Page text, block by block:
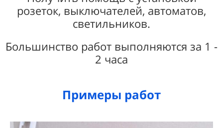
розеток, выключателей, автоматов,
светильников.
Большинство работ выполняются за 1 -
2 часа
Примеры работ